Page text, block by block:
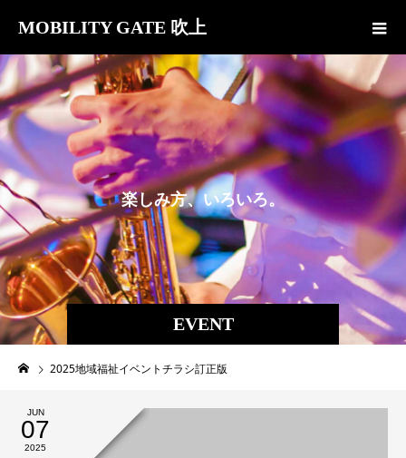
MOBILITY GATE 吹上
EVENT
楽しみ方、 いろいろ。
2025地域福祉イベントチラシ訂正版
JUN
07
2025